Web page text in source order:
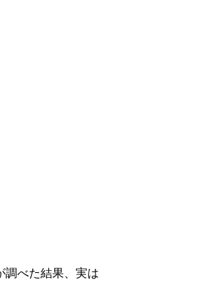
調べた結果、実は